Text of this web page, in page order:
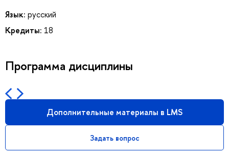
Язык: русский
Кредиты: 18
Программа дисциплины
Дополнительные материалы в LMS
Задать вопрос